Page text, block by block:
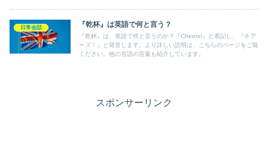
日常会話 『乾杯』は英語で何と言う？
『乾杯』は、英語で何と言うのか？『Cheers!』と表記し、『チア
ーズ！』と発音します。より詳しい説明は、こちらのページをご覧
ください。他の言語の言葉も紹介しています。
スポンサーリンク